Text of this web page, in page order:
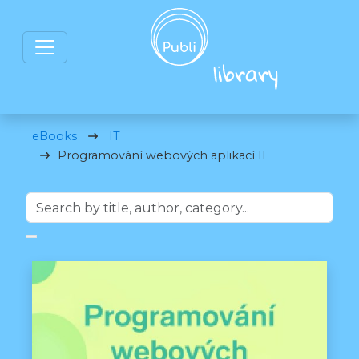
eBooks
IT
Programování webových aplikací II